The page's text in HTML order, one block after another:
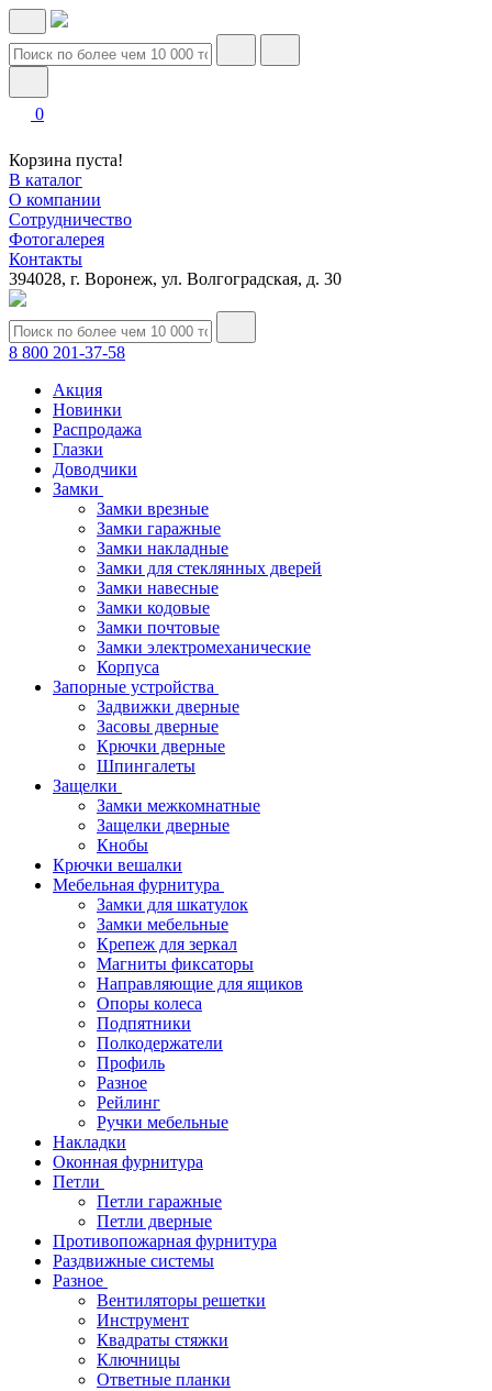
0
Корзина пуста!
В каталог
О компании
Сотрудничество
Фотогалерея
Контакты
394028, г. Воронеж, ул. Волгоградская, д. 30
8 800 201-37-58
Акция
Новинки
Распродажа
Глазки
Доводчики
Замки
Замки врезные
Замки гаражные
Замки накладные
Замки для стеклянных дверей
Замки навесные
Замки кодовые
Замки почтовые
Замки электромеханические
Корпуса
Запорные устройства
Задвижки дверные
Засовы дверные
Крючки дверные
Шпингалеты
Защелки
Замки межкомнатные
Защелки дверные
Кнобы
Крючки вешалки
Мебельная фурнитура
Замки для шкатулок
Замки мебельные
Крепеж для зеркал
Магниты фиксаторы
Направляющие для ящиков
Опоры колеса
Подпятники
Полкодержатели
Профиль
Разное
Рейлинг
Ручки мебельные
Накладки
Оконная фурнитура
Петли
Петли гаражные
Петли дверные
Противопожарная фурнитура
Раздвижные системы
Разное
Вентиляторы решетки
Инструмент
Квадраты стяжки
Ключницы
Ответные планки